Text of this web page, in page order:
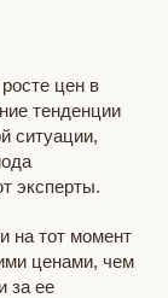
цен в
тенденции
ситуации,
эксперты.
на тот момент
ценами, чем
за ее